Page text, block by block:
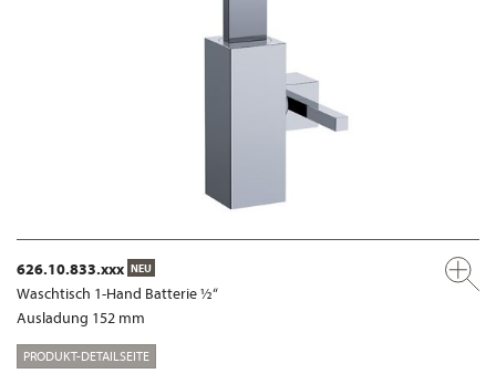
626.10.833.xxx NEU
Waschtisch 1-Hand Batterie ½“
Ausladung 152 mm
PRODUKT-DETAILSEITE